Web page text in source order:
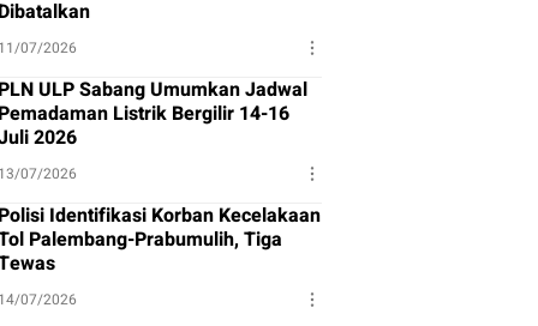
Dibatalkan
11/07/2026
PLN ULP Sabang Umumkan Jadwal
Pemadaman Listrik Bergilir 14-16
2026
13/07/2026
Polisi Identifikasi Korban Kecelakaan
Palembang-Prabumulih, Tiga
14/07/2026